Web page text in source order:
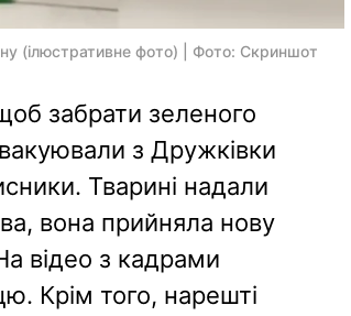
(ілюстративне фото) | Фото: Скриншот
забрати зеленого
з Дружківки
Тварині надали
вона прийняла нову
відео з кадрами
Крім того, нарешті